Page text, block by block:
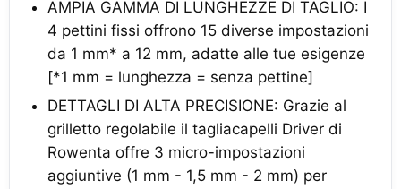
AMPIA GAMMA DI LUNGHEZZE DI TAGLIO: I
4 pettini fissi offrono 15 diverse impostazioni
da 1 mm* a 12 mm, adatte alle tue esigenze
[*1 mm = lunghezza = senza pettine]
DETTAGLI DI ALTA PRECISIONE: Grazie al
grilletto regolabile il tagliacapelli Driver di
Rowenta offre 3 micro-impostazioni
aggiuntive (1 mm - 1,5 mm - 2 mm) per